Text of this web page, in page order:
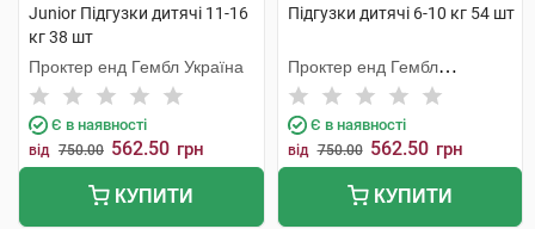
Junior Підгузки дитячі 11-16
кг 38 шт
Проктер енд Гембл Україна
Є в наявності
від 750.00 562.50 грн
КУПИТИ
Підгузки дитячі 6-10 кг 54 шт
Проктер енд Гембл
Мануфекчурінг
Є в наявності
від 750.00 562.50 грн
КУПИТИ